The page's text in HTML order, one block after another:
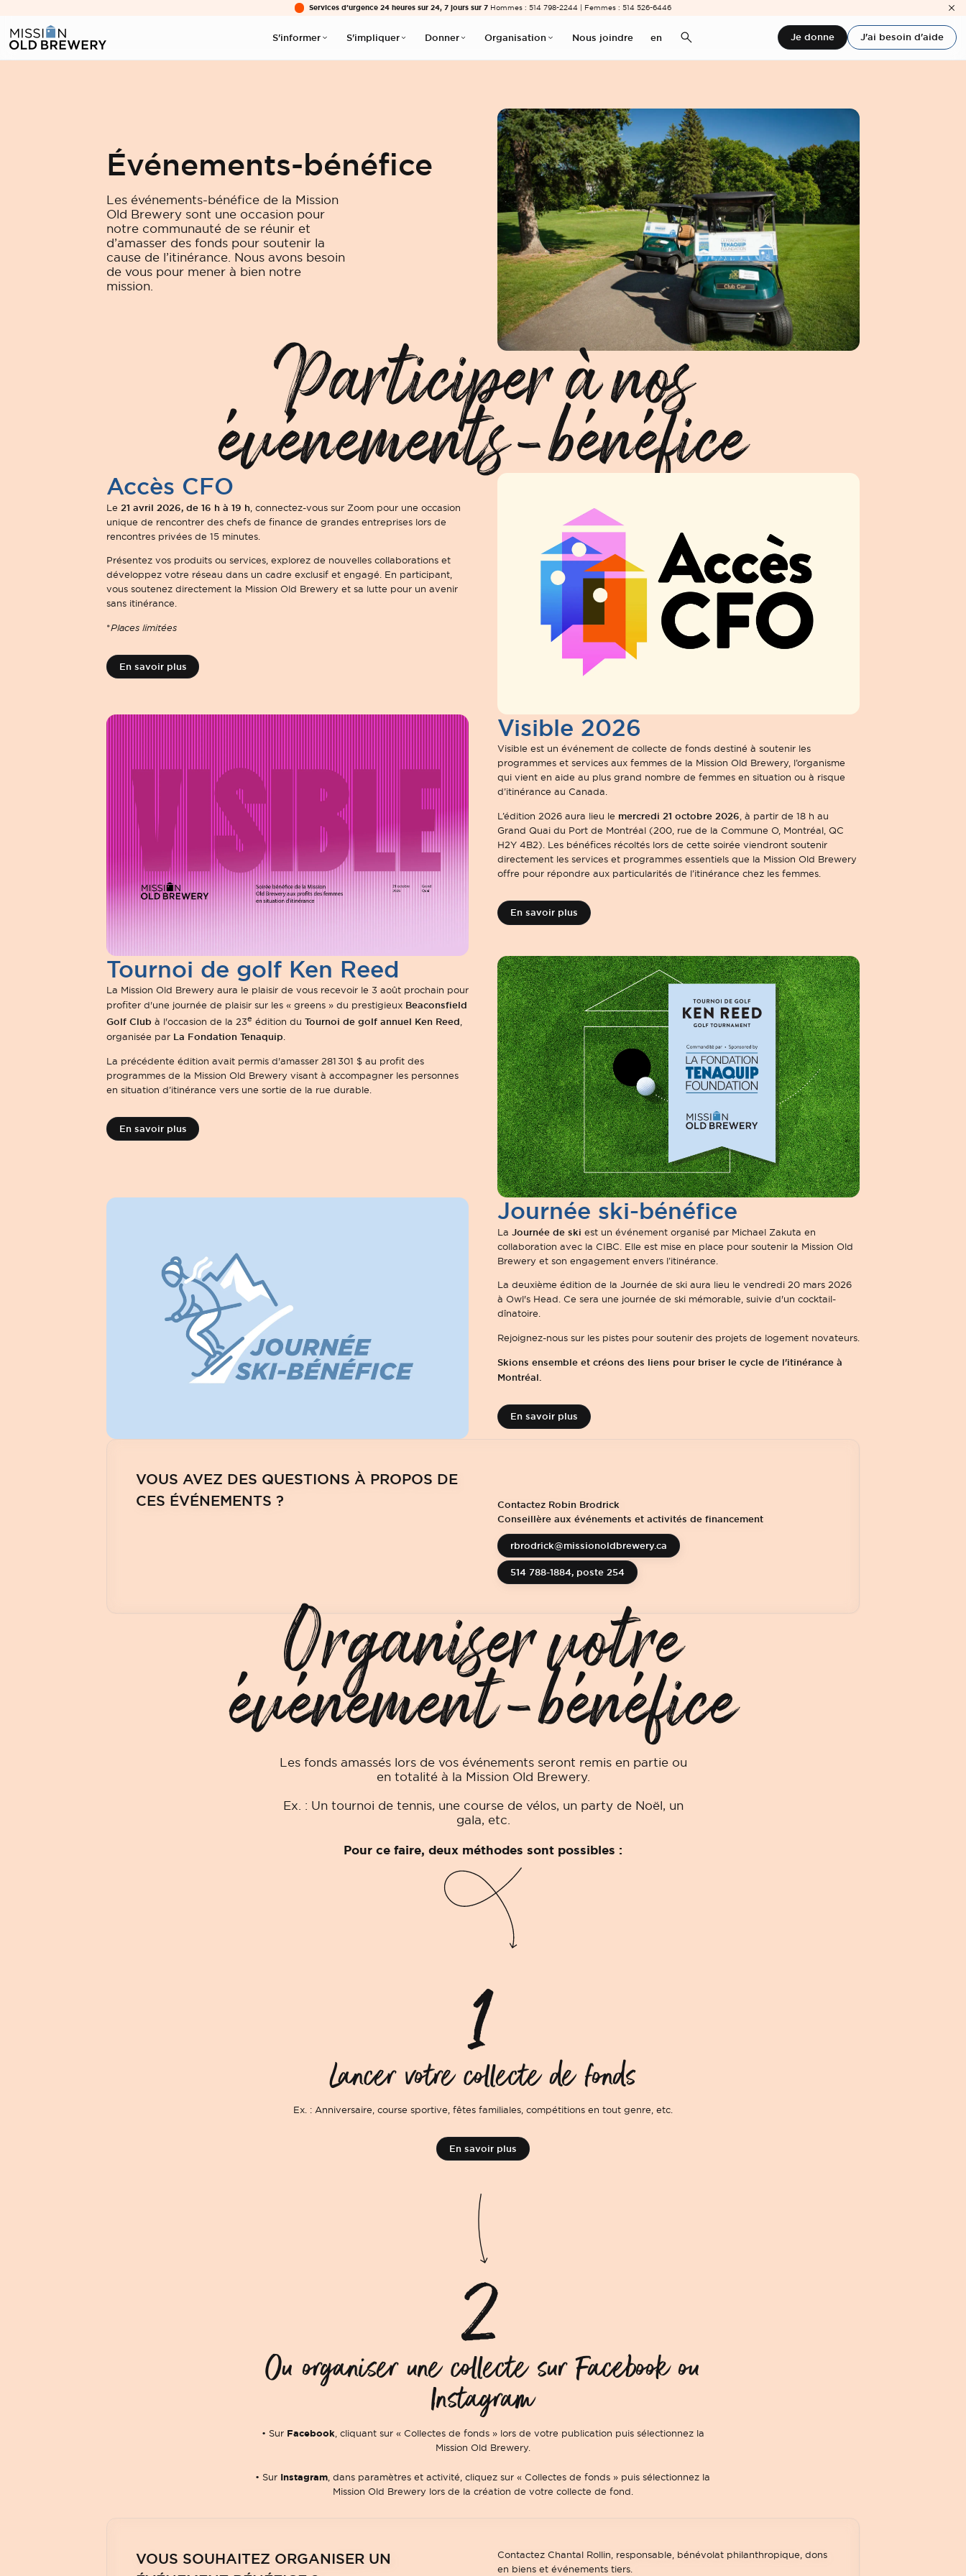
Services d’urgence 24 heures sur 24, 7 jours sur 7 Hommes : 514 798-2244 | Femmes : 514 526-6446
S'informer S'impliquer Donner Organisation Nous joindre en Je donne J'ai besoin d'aide
Événements-bénéfice
Les événements-bénéfice de la Mission
Old Brewery sont une occasion pour
notre communauté de se réunir et
d’amasser des fonds pour soutenir la
cause de l’itinérance. Nous avons besoin
de vous pour mener à bien notre
mission.
Participer à nos
événements-bénéfice
Accès CFO
Le 21 avril 2026, de 16 h à 19 h, connectez-vous sur Zoom pour une occasion
unique de rencontrer des chefs de finance de grandes entreprises lors de
rencontres privées de 15 minutes.
Présentez vos produits ou services, explorez de nouvelles collaborations et
développez votre réseau dans un cadre exclusif et engagé. En participant,
vous soutenez directement la Mission Old Brewery et sa lutte pour un avenir
sans itinérance.
*Places limitées
En savoir plus
Visible 2026
Visible est un événement de collecte de fonds destiné à soutenir les
programmes et services aux femmes de la Mission Old Brewery, l’organisme
qui vient en aide au plus grand nombre de femmes en situation ou à risque
d’itinérance au Canada.
L’édition 2026 aura lieu le mercredi 21 octobre 2026, à partir de 18 h au
Grand Quai du Port de Montréal (200, rue de la Commune O, Montréal, QC
H2Y 4B2). Les bénéfices récoltés lors de cette soirée viendront soutenir
directement les services et programmes essentiels que la Mission Old Brewery
offre pour répondre aux particularités de l’itinérance chez les femmes.
En savoir plus
Tournoi de golf Ken Reed
La Mission Old Brewery aura le plaisir de vous recevoir le 3 août prochain pour
profiter d'une journée de plaisir sur les « greens » du prestigieux Beaconsfield
Golf Club à l'occasion de la 23e édition du Tournoi de golf annuel Ken Reed,
organisée par La Fondation Tenaquip.
La précédente édition avait permis d'amasser 281 301 $ au profit des
programmes de la Mission Old Brewery visant à accompagner les personnes
en situation d’itinérance vers une sortie de la rue durable.
En savoir plus
Journée ski-bénéfice
LaJournée de ski est un événement organisé par Michael Zakuta en
collaboration avec la CIBC. Elle est mise en place pour soutenir la Mission Old
Brewery et son engagement envers l’itinérance.
La deuxième édition de la Journée de ski aura lieu le vendredi 20 mars 2026
à Owl's Head. Ce sera une journée de ski mémorable, suivie d'un cocktail-
dînatoire.
Rejoignez-nous sur les pistes pour soutenir des projets de logement novateurs.
Skions ensemble et créons des liens pour briser le cycle de l'itinérance à
Montréal.
En savoir plus
VOUS AVEZ DES QUESTIONS À PROPOS DE
CES ÉVÉNEMENTS ?
Contactez Robin Brodrick
Conseillère aux événements et activités de financement
rbrodrick@missionoldbrewery.ca
514 788-1884, poste 254
Organiser votre
événement-bénéfice
Les fonds amassés lors de vos événements seront remis en partie ou
en totalité à la Mission Old Brewery.
Ex. : Un tournoi de tennis, une course de vélos, un party de Noël, un
gala, etc.
Pour ce faire, deux méthodes sont possibles :
Lancer votre collecte de fonds
Ex. : Anniversaire, course sportive, fêtes familiales, compétitions en tout genre, etc.
En savoir plus
Ou organiser une collecte sur Facebook ou
Instagram
• Sur Facebook, cliquant sur « Collectes de fonds » lors de votre publication puis sélectionnez la
Mission Old Brewery.
• Sur Instagram, dans paramètres et activité, cliquez sur « Collectes de fonds » puis sélectionnez la
Mission Old Brewery lors de la création de votre collecte de fond.
VOUS SOUHAITEZ ORGANISER UN
Contactez Chantal Rollin, responsable, bénévolat philanthropique, dons
en biens et événements tiers.